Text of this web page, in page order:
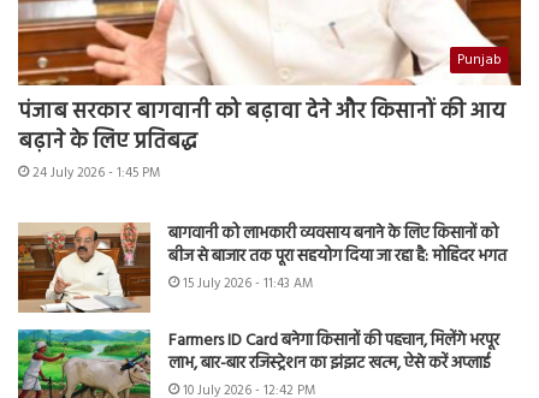
Punjab
पंजाब सरकार बागवानी को बढ़ावा देने और किसानों की आय
बढ़ाने के लिए प्रतिबद्ध
24 July 2026 - 1:45 PM
बागवानी को लाभकारी व्यवसाय बनाने के लिए किसानों को
बीज से बाजार तक पूरा सहयोग दिया जा रहा है: मोहिंदर भगत
15 July 2026 - 11:43 AM
Farmers ID Card बनेगा किसानों की पहचान, मिलेंगे भरपूर
लाभ, बार-बार रजिस्ट्रेशन का झंझट खत्म, ऐसे करें अप्लाई
10 July 2026 - 12:42 PM